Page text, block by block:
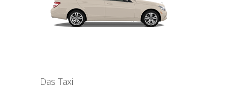
Das Taxi